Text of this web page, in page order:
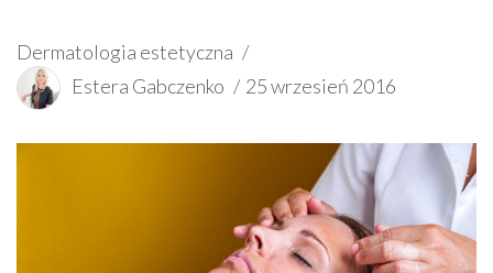
Dermatologia estetyczna
Estera Gabczenko
25 wrzesień 2016